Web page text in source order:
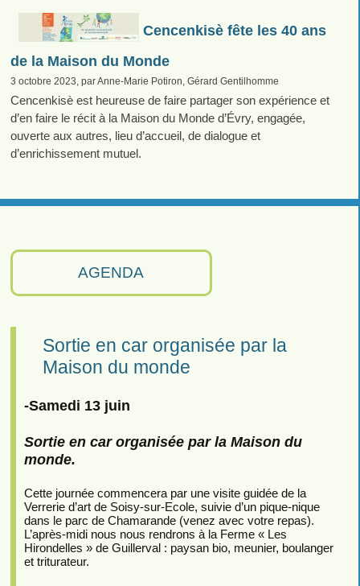
AGENDA
Sortie en car organisée par la
Maison du monde
-Samedi 13 juin
Sortie en car organisée par la Maison du
monde.
Cette journée commencera par une visite guidée de la
Verrerie d’art de Soisy-sur-Ecole, suivie d’un pique-nique
dans le parc de Chamarande (venez avec votre repas).
L’après-midi nous nous rendrons à la Ferme « Les
Hirondelles » de Guillerval : paysan bio, meunier, boulanger
et triturateur.
Cencenkisè fête les 40 ans
de la Maison du Monde
3 octobre 2023, par Anne-Marie Potiron, Gérard Gentilhomme
Cencenkisè est heureuse de faire partager son expérience et
d’en faire le récit à la Maison du Monde d’Évry, engagée,
ouverte aux autres, lieu d’accueil, de dialogue et
d’enrichissement mutuel.